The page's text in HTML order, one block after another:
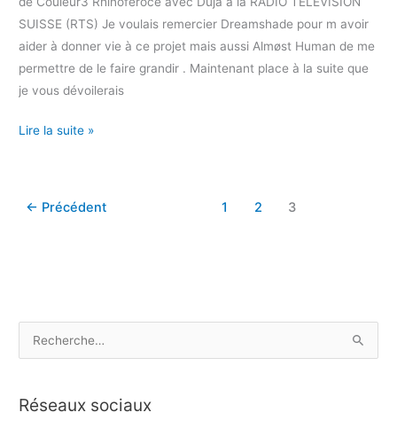
SUISSE (RTS) Je voulais remercier Dreamshade pour m avoir
aider à donner vie à ce projet mais aussi Almøst Human de me
permettre de le faire grandir . Maintenant place à la suite que
je vous dévoilerais
Passage
Lire la suite »
← Précédent 1 2 3
e
h
Réseaux sociaux